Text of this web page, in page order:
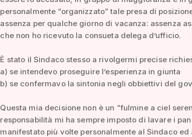
personalmente “organizzato” tale presa di
assenza per qualche giorno di vacanza: assenza
che non ho ricevuto la consueta delega d’ufficio.
È stato il Sindaco stesso a rivolgermi precise
a) se intendevo proseguire l’esperienza in giunta
b) se confermavo la sintonia negli obbiettivi del
Questa mia decisione non è un “fulmine a ciel
responsabilità mi ha sempre imposto di lavare i
manifestato più volte personalmente al Sindaco